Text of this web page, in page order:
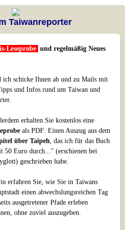
Taiwanreporter
Leseprobe und regelmäßig Neues
ich schicke Ihnen ab und zu Mails mit
und Infos rund um Taiwan und
erhalten Sie kostenlos eine
als PDF: Einen Auszug aus dem
über Taipeh, das ich für das Buch
50 Euro durch..." (erschienen bei
geschrieben habe.
erfahren Sie, wie Sie in Taiwans
einen abwechslungsreichen Tag
ausgetretener Pfade erleben
ohne zuviel auszugeben.